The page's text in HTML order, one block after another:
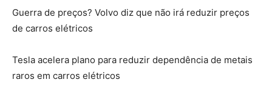
Guerra de preços? Volvo diz que não irá reduzir preços
de carros elétricos
Tesla acelera plano para reduzir dependência de metais
raros em carros elétricos